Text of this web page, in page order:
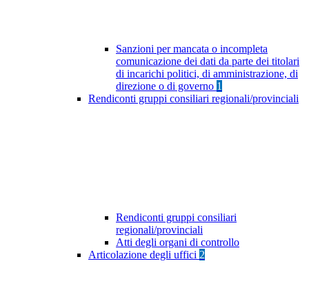
Sanzioni per mancata o incompleta
comunicazione dei dati da parte dei titolari
di incarichi politici, di amministrazione, di
direzione o di governo 1
Rendiconti gruppi consiliari regionali/provinciali
Rendiconti gruppi consiliari
regionali/provinciali
Atti degli organi di controllo
Articolazione degli uffici 2